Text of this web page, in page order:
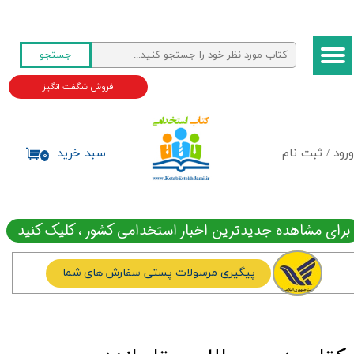
ورود / ثبت نام
حساب کاربری من
تغییر گذر واژه
جستجو
۰ سبد خرید
فروش شگفت انگیز
برای مشاهده جدیدترین اخبار استخدامی کشور ، کلیک کنید
پیگیری مرسولات پستی سفارش های شما